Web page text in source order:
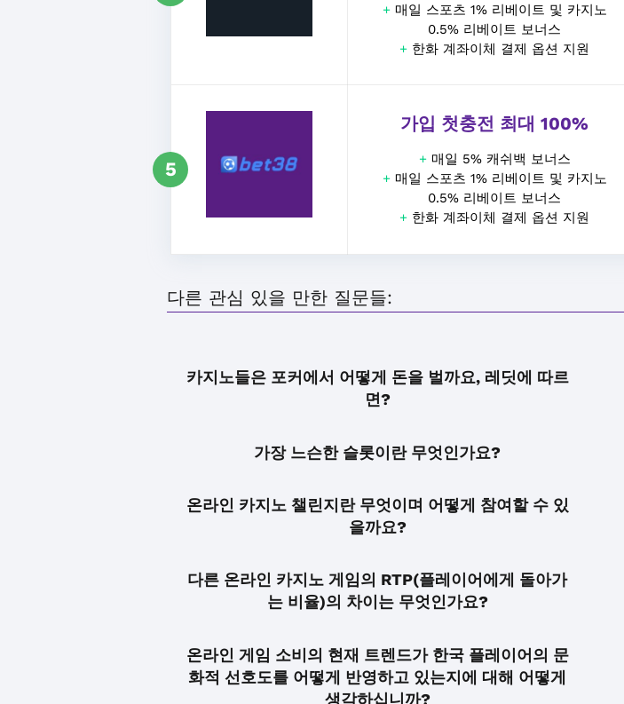
+ 매일 스포츠 1% 리베이트 및 카지노
0.5% 리베이트 보너스
+ 한화 계좌이체 결제 옵션 지원
5
가입 첫충전 최대 100%
+ 매일 5% 캐쉬백 보너스
+ 매일 스포츠 1% 리베이트 및 카지노
0.5% 리베이트 보너스
+ 한화 계좌이체 결제 옵션 지원
다른 관심 있을 만한 질문들:
카지노들은 포커에서 어떻게 돈을 벌까요, 레딧에 따르
면?
가장 느슨한 슬롯이란 무엇인가요?
온라인 카지노 챌린지란 무엇이며 어떻게 참여할 수 있
을까요?
다른 온라인 카지노 게임의 RTP(플레이어에게 돌아가
는 비율)의 차이는 무엇인가요?
온라인 게임 소비의 현재 트렌드가 한국 플레이어의 문
화적 선호도를 어떻게 반영하고 있는지에 대해 어떻게
생각하십니까?